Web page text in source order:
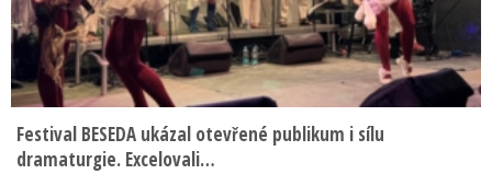
Festival BESEDA ukázal otevřené publikum i sílu
dramaturgie. Excelovali…